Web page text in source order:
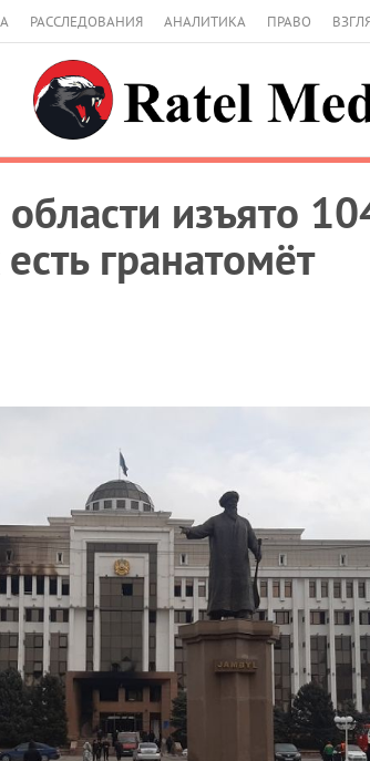
РАССЛЕДОВАНИЯ АНАЛИТИКА ПРАВО
изъято
гранатомёт